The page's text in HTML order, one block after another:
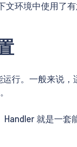
环境中使用了有
行。一般来说
就是一套